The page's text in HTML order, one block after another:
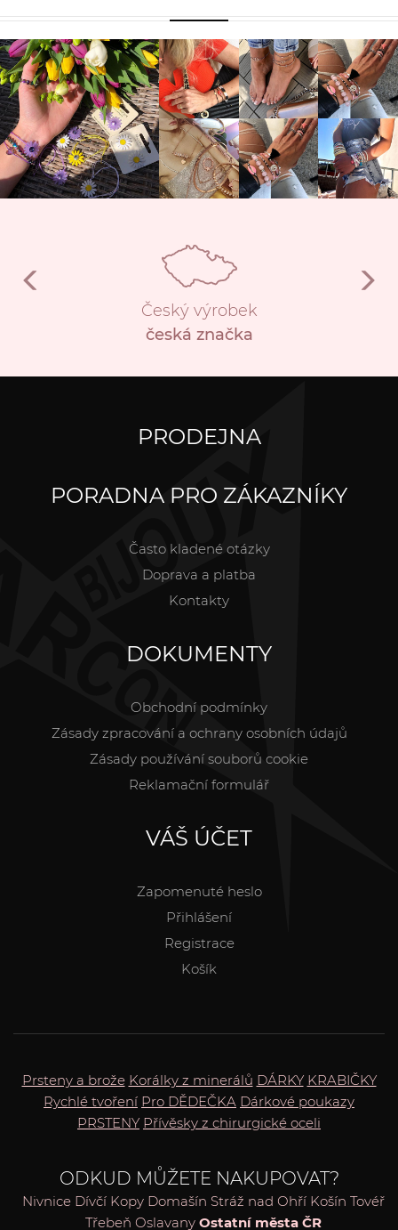
Český výrobek
česká značka
PRODEJNA
PORADNA PRO ZÁKAZNÍKY
Často kladené otázky
Doprava a platba
Kontakty
DOKUMENTY
Obchodní podmínky
Zásady zpracování a ochrany osobních údajů
Zásady používání souborů cookie
Reklamační formulář
VÁŠ ÚČET
Zapomenuté heslo
Přihlášení
Registrace
Košík
Prsteny a brože Korálky z minerálů DÁRKY KRABIČKY
Rychlé tvoření Pro DĚDEČKA Dárkové poukazy
PRSTENY Přívěsky z chirurgické oceli
ODKUD MŮŽETE NAKUPOVAT?
Nivnice Dívčí Kopy Domašín Stráž nad Ohří Košín Tovéř
Třebeň Oslavany Ostatní města ČR